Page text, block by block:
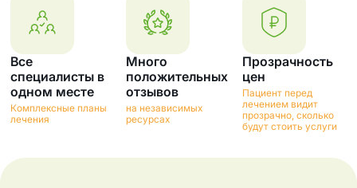
Все
специалисты в
одном месте
Комплексные планы
лечения
Много
положительных
отзывов
на независимых
ресурсах
Прозрачность
цен
Пациент перед
лечением видит
прозрачно, сколько
будут стоить услуги